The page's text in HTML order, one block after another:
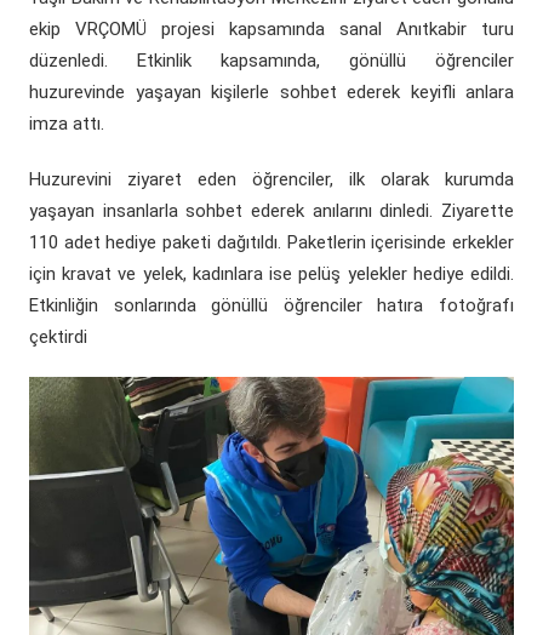
ekip VRÇOMÜ projesi kapsamında sanal Anıtkabir turu
düzenledi. Etkinlik kapsamında, gönüllü öğrenciler
huzurevinde yaşayan kişilerle sohbet ederek keyifli anlara
imza attı.
Huzurevini ziyaret eden öğrenciler, ilk olarak kurumda
yaşayan insanlarla sohbet ederek anılarını dinledi. Ziyarette
110 adet hediye paketi dağıtıldı. Paketlerin içerisinde erkekler
için kravat ve yelek, kadınlara ise pelüş yelekler hediye edildi.
Etkinliğin sonlarında gönüllü öğrenciler hatıra fotoğrafı
çektirdi
Etik Kurulları